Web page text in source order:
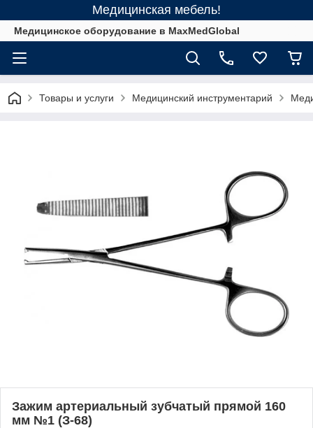
Медицинская мебель!
Медицинское оборудование в MaxMedGlobal
Товары и услуги Медицинский инструментарий
Зажим артериальный зубчатый прямой 160
мм №1 (З-68)